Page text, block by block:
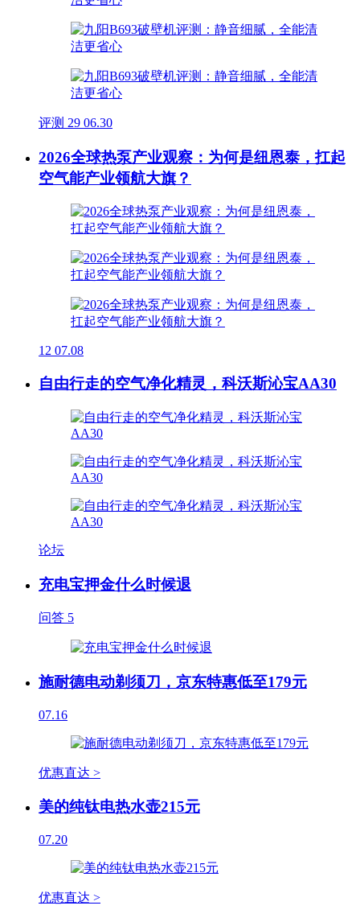
评测 29 06.30
2026全球热泵产业观察：为何是纽恩泰，扛起
空气能产业领航大旗？
12 07.08
自由行走的空气净化精灵，科沃斯沁宝AA30
论坛
充电宝押金什么时候退
问答 5
施耐德电动剃须刀，京东特惠低至179元
07.16
优惠直达 >
美的纯钛电热水壶215元
07.20
优惠直达 >